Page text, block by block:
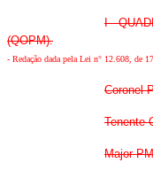
I -
(QOPM).
- Redação dada pela Lei n° 12.608, de
Coronel
Tenente
Major